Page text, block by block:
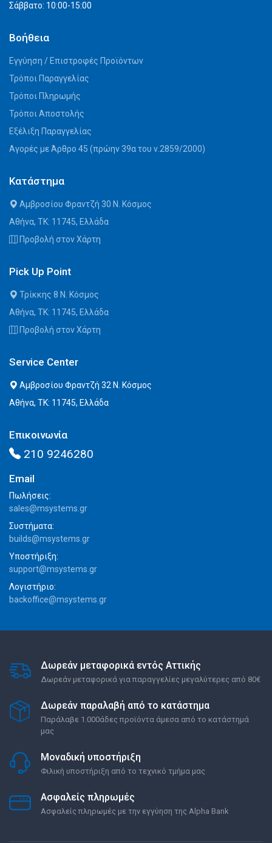
Σάββατο: 10:00-15:00
Βοήθεια
Εγγύηση / Επιστροφές Προϊόντων
Τρόποι Παραγγελίας
Τρόποι Πληρωμής
Τρόποι Αποστολής
Εξέλιξη Παραγγελίας
Αγορές με Άρθρο 45 (πρώην 39α του ν.2859/2000)
Κατάστημα
Αμβροσίου Φραντζή 30 Ν. Κόσμος
Αθήνα, ΤΚ: 11745, Ελλάδα
Προβολή στον Χάρτη
Pick Up Point
Τρίκκης 8 Ν. Κόσμος
Αθήνα, ΤΚ: 11745, Ελλάδα
Προβολή στον Χάρτη
Service Center
Αμβροσίου Φραντζή 32 Ν. Κόσμος
Αθήνα, ΤΚ: 11745, Ελλάδα
Επικοινωνία
210 9246280
Email
Πωλήσεις:
sales@msystems.gr
Συστήματα:
builds@msystems.gr
Υποστήριξη:
support@msystems.gr
Λογιστήριο:
backoffice@msystems.gr
Δωρεάν μεταφορικά εντός Αττικής
Δωρεάν μεταφορικά για παραγγελίες μεγαλύτερες από 80€
Δωρεάν παραλαβή από το κατάστημα
Παράλαβε 1.000άδες προϊόντα άμεσα από το κατάστημά
μας
Μοναδική υποστήριξη
Φιλική υποστήριξη από το τεχνικό τμήμα μας
Ασφαλείς πληρωμές
Ασφαλείς πληρωμές με την εγγύηση της Alpha Bank